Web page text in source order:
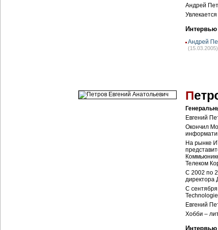
Андрей
Интервью
Андрей
(15.03.2005)
П
Евгений
Окончил
На рынке
Телеком
C 2002 по
директора
C
Евгений
Хобби –
Интервью